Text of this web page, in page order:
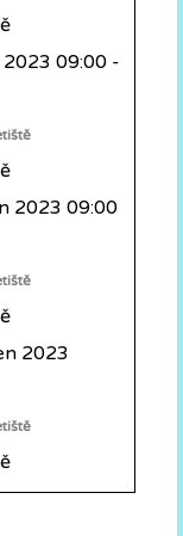
09:00 -
2023 09:00
2023